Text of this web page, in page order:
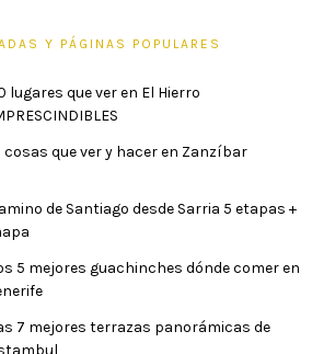
Y PÁGINAS POPULARES
lugares que ver en El Hierro
cosas que ver y hacer en Zanzíbar
de Santiago desde Sarria 5 etapas +
5 mejores guachinches dónde comer en
7 mejores terrazas panorámicas de